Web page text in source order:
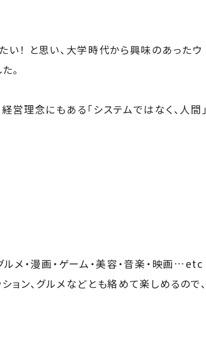
！ と思い、大学時代から興味のあったウ
。
営理念にもある「システムではなく、人間」
メ・漫画・ゲーム・美容・音楽・映画…etc
ン、グルメなどとも絡めて楽しめるので、